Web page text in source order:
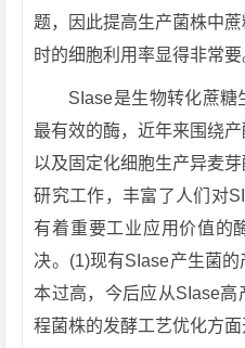
题，因此提高生产菌株中
时的细胞利用率显得非常要
SIase是生物转化蔗糖
最有效的酶，近年来围绕
以及固定化细胞生产异麦
研究工作，丰富了人们对
有着重要工业应用价值的
决。(1)现有SIase产生菌
本过高，今后应从SIase
程菌株的发酵工艺优化方